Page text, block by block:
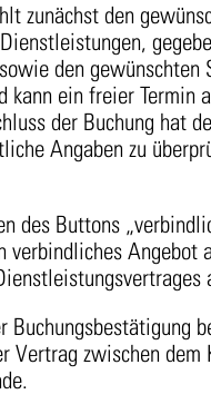
zunächst den
den gewünschten
kann ein freier Termin
der Buchung hat
Angaben zu
des Buttons
verbindliches Angebot
Buchungsbestätigung
Vertrag zwischen dem